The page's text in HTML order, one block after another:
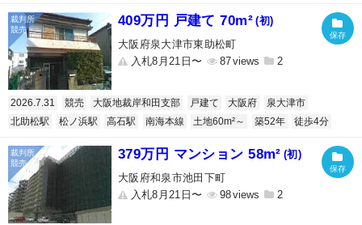
409万円 戸建て 70m² (初)
大阪府泉大津市東助松町
入札8月21日〜
87 2
2026.7.31 競売 大阪地裁岸和田支部 戸建て 大阪府
泉大津市
北助松駅
松ノ浜駅 高石駅 南海本線 土地60m²～ 築52年 徒歩4分
379万円 マンション 58m² (初)
大阪府和泉市池田下町
入札8月21日〜
98 2